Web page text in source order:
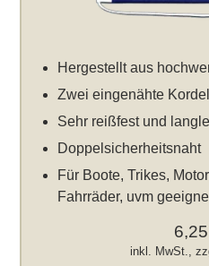
Hergestellt aus
Zwei eingenähte
Sehr reißfest und
Doppelsicherheitsnaht
Für Boote, Trikes,
Fahrräder, uvm
inkl. MwSt.,